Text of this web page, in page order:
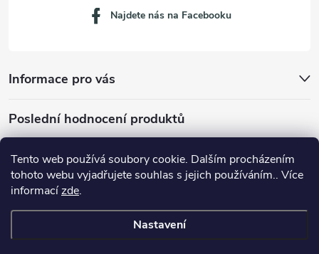
Tento web používá soubory cookie. Dalším procházením
tohoto webu vyjadřujete souhlas s jejich používáním.. Více
informacízde.
Nastavení
Informace pro vás
Najdete nás na Facebooku
Poslední hodnocení produktů
Dávkovací lžička na mletou kávu 53132C8134